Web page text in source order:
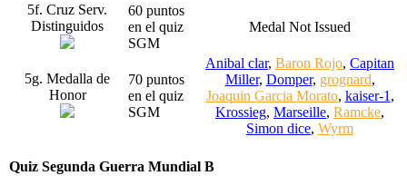
5f. Cruz Serv.
Distinguidos
60 puntos
en el quiz
SGM
Medal Not Issued
5g. Medalla de
Honor
70 puntos
en el quiz
SGM
Anibal clar, Baron Rojo, Capitan
Miller, Domper, grognard,
Joaquin Garcia Morato, kaiser-1 ,
Krossieg, Marseille, Ramcke,
Simon dice, Wyrm
Quiz Segunda Guerra Mundial B